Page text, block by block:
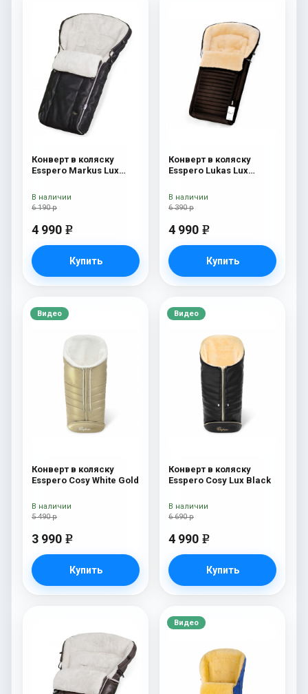
Конверт в коляску
Esspero Markus Lux
овечья шерсть) Black
6 190 р
4 990 e
Купить
В наличии
Конверт в коляску
Esspero Lukas Lux
шерсть) Brown
6 390 р
4 990 e
Купить
В наличии
Видео
Конверт в коляску
Esspero Cosy White Gold
5 490 р
3 990 e
Купить
В наличии
Видео
Конверт в коляску
Esspero Cosy Lux Black
6 690 р
4 990 e
Купить
В наличии
Видео